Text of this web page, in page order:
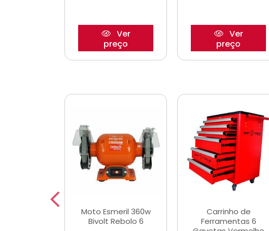
Ver
preço
Ver
preço
Moto Esmeril 360w
Bivolt Rebolo 6
Carrinho de
Ferramentas 6